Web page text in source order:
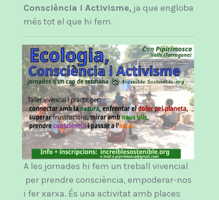
Consciència i Activisme, ja que engloba
més tot el que hi fem.
A les jornades hi fem un treball vivencial
per prendre consciència, empoderar-nos
i fer xarxa. És una activitat amb places